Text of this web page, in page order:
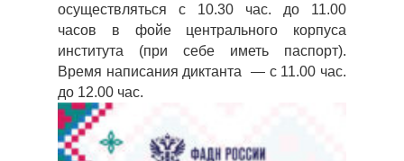
осуществляться с 10.30 час. до 11.00
часов в фойе центрального корпуса
института (при себе иметь паспорт).
Время написания диктанта — с 11.00 час.
до 12.00 час.